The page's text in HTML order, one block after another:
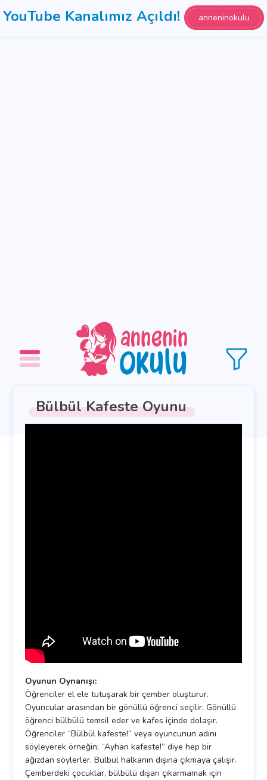
YouTube Kanalımız Açıldı! anneninokulu
Bülbül Kafeste Oyunu
Oyunun Oynanışı:
Öğrenciler el ele tutuşarak bir çember oluşturur.
Oyuncular arasından bir gönüllü öğrenci seçilir. Gönüllü
öğrenci bülbülü temsil eder ve kafes içinde dolaşır.
Öğrenciler “Bülbül kafeste!” veya oyuncunun adını
söyleyerek örneğin; “Ayhan kafeste!” diye hep bir
ağızdan söylerler. Bülbül halkanın dışına çıkmaya çalışır.
Çemberdeki çocuklar, bülbülü dışarı çıkarmamak için